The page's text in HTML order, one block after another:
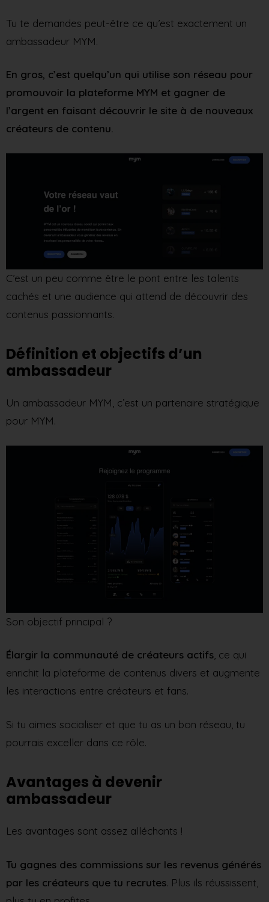
Tu te demandes peut-être ce qu’est exactement un
ambassadeur MYM.
En gros, c’est quelqu’un qui utilise son réseau pour
promouvoir la plateforme MYM et gagner de
l’argent en faisant découvrir le site à de nouveaux
créateurs de contenu.
C’est un peu comme être le pont entre les talents
cachés et une audience qui attend de découvrir des
contenus passionnants.
Définition et objectifs d’un
ambassadeur
Un ambassadeur MYM, c’est un partenaire stratégique
pour MYM.
Son objectif principal ?
Élargir la communauté de créateurs actifs, ce qui
enrichit la plateforme de contenus divers et augmente
les interactions entre créateurs et fans.
Si tu aimes socialiser et que tu as un bon réseau, tu
pourrais exceller dans ce rôle.
Avantages à devenir
ambassadeur
Les avantages sont assez alléchants !
Tu gagnes des commissions sur les revenus générés
par les créateurs que tu recrutes. Plus ils réussissent,